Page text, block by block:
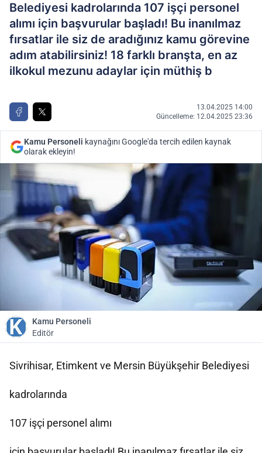
Belediyesi kadrolarında 107 işçi personel
alımı için başvurular başladı! Bu inanılmaz
fırsatlar ile siz de aradığınız kamu görevine
adım atabilirsiniz! 18 farklı branşta, en az
ilkokul mezunu adaylar için müthiş b
13.04.2025 14:00
Güncelleme: 12.04.2025 23:36
Kamu Personeli kaynağını Google'da tercih edilen kaynak
olarak ekleyin!
Kamu Personeli
Editör
Sivrihisar, Etimkent ve Mersin Büyükşehir Belediyesi
kadrolarında
107 işçi personel alımı